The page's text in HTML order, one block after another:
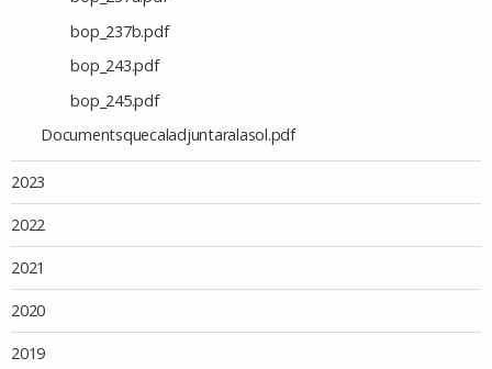
bop_237b.pdf
bop_243.pdf
bop_245.pdf
Documentsquecaladjuntaralasol.pdf
2023
2022
2021
2020
2019